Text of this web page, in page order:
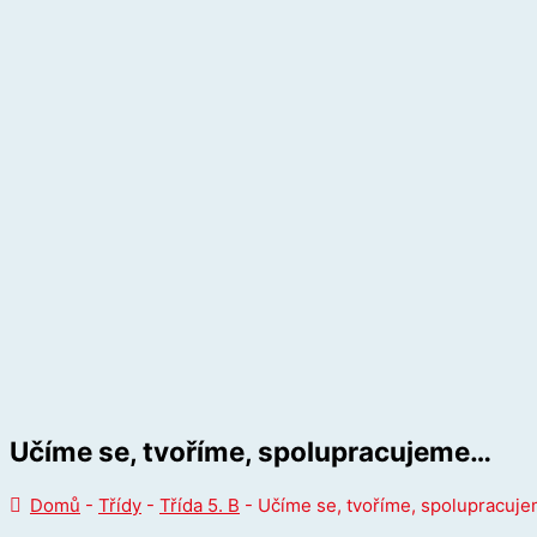
Učíme se, tvoříme, spolupracujeme…
Domů - Třídy - Třída 5. B - Učíme se, tvoříme,